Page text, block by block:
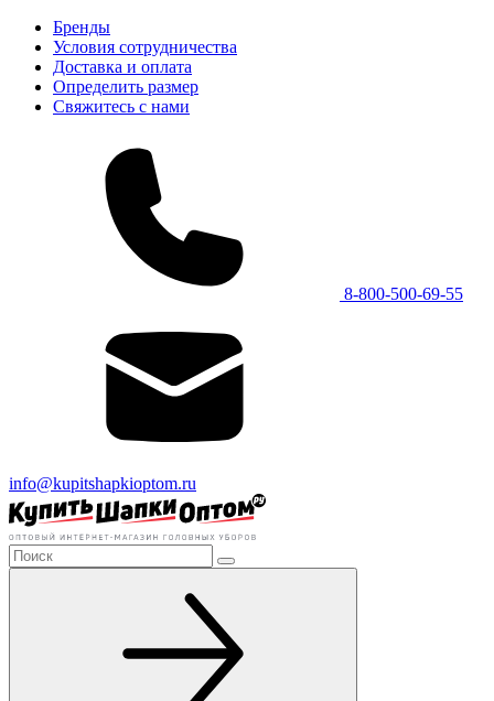
Бренды
Условия сотрудничества
Доставка и оплата
Определить размер
Свяжитесь с нами
8-800-500-69-55
info@kupitshapkioptom.ru